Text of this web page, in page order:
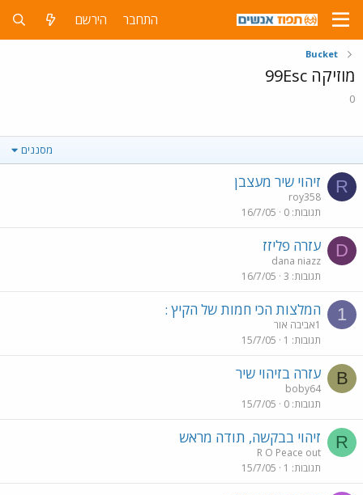
התחבר הירשם
Bucket
מוזיקה 99Esc
0
מסננים
R זיהוי שיר מעצבן
roy358
תגובות 0
16/7/05
D עזרה פליזז
dana niazz
תגובות 3
16/7/05
1 המלצות הכי חמות של הקיץ :
1אביבה אור
תגובות 1
15/7/05
B עזרה בזיהוי שיר
boby64
תגובות 0
15/7/05
R זיהוי בבקשה, תודה מראש
R O Peace out
תגובות 1
15/7/05